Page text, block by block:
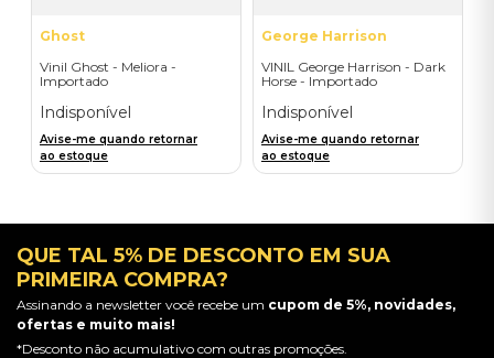
Ghost
Vinil Ghost - Meliora -
Importado
Indisponível
Avise-me quando retornar
ao estoque
George Harrison
VINIL George Harrison - Dark
Horse - Importado
Indisponível
Avise-me quando retornar
ao estoque
QUE TAL 5% DE DESCONTO EM SUA
PRIMEIRA COMPRA?
Assinando a newsletter você recebe um cupom de 5%, novidades,
ofertas e muito mais!
*Desconto não acumulativo com outras promoções.